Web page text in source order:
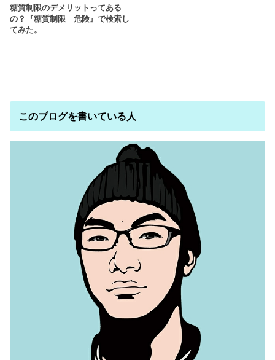
糖質制限のデメリットってある
の？『糖質制限 危険』で検索し
てみた。
このブログを書いている人